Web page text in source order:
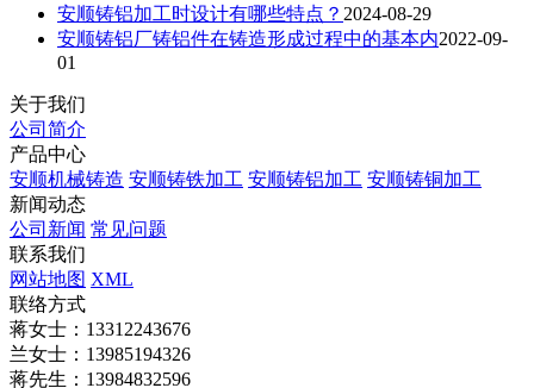
安顺铸铝加工时设计有哪些特点？ 2024-08-29
安顺铸铝厂铸铝件在铸造形成过程中的基本内2022-09-
01
关于我们
公司简介
产品中心
安顺机械铸造 安顺铸铁加工 安顺铸铝加工 安顺铸铜加工
新闻动态
公司新闻 常见问题
联系我们
网站地图 XML
联络方式
蒋女士：13312243676
兰女士：13985194326
蒋先生：13984832596